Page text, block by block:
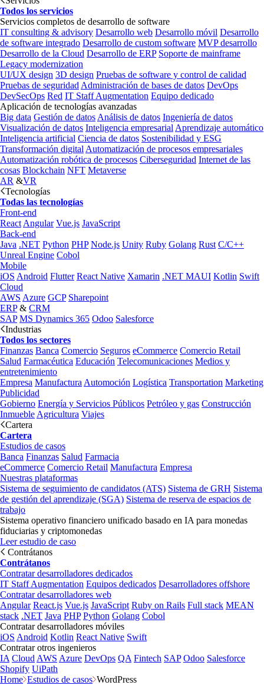
Todos los servicios
Servicios completos de desarrollo de software
IT consulting & advisory Desarrollo web Desarrollo móvil Desarrollo
de software integrado Desarrollo de custom software MVP desarrollo
Desarrollo de la Cloud Desarrollo de ERP Soporte de mainframe
Legacy modernization
UI/UX design 3D design Pruebas de software y control de calidad
Pruebas de seguridad Administración de bases de datos DevOps
DevSecOps Red IT Staff Augmentation Equipo dedicado
Aplicación de tecnologías avanzadas
Big data Gestión de datos Análisis de datos Ingeniería de datos
Visualización de datos Inteligencia empresarial Aprendizaje automático
Inteligencia artificial Ciencia de datos Sostenibilidad y ESG
Transformación digital Automatización de procesos empresariales
Automatización robótica de procesos Ciberseguridad Internet de las
cosas Blockchain NFT Metaverse
AR &VR
Tecnologías
Todas las tecnologías
Front-end
React Angular Vue.js JavaScript
Back-end
Java .NET Python PHP Node.js Unity Ruby Golang Rust C/C++
Unreal Engine Cobol
Mobile
iOS Android Flutter React Native Xamarin .NET MAUI Kotlin Swift
Cloud
AWS Azure GCP Sharepoint
ERP& CRM
SAP MS Dynamics 365 Odoo Salesforce
Industrias
Todos los sectores
Finanzas Banca Comercio Seguros eCommerce Comercio Retail
Salud Farmacéutica Educación Telecomunicaciones Medios y
entretenimiento
Empresa Manufactura Automoción Logística Transportation Marketing
Publicidad
Gobierno Energía y Servicios Públicos Petróleo y gas Construcción
Inmueble Agricultura Viajes
Cartera
Cartera
Estudios de casos
Banca Finanzas Salud Farmacia
eCommerce Comercio Retail Manufactura Empresa
Nuestras plataformas
Sistema de seguimiento de candidatos (ATS) Sistema de GRH Sistema
de gestión del aprendizaje (SGA) Sistema de reserva de espacios de
trabajo
Sistema operativo financiero unificado basado en IA para monedas
fiduciarias y criptomonedas
Leer estudio de caso
Contrátanos
Contrátanos
Contratar desarrolladores dedicados
IT Staff Augmentation Equipos dedicados Desarrolladores offshore
Contratar desarrolladores web
Angular React.js Vue.js JavaScript Ruby on Rails Full stack MEAN
stack .NET Java PHP Python Golang Cobol
Contratar desarrolladores móviles
iOS Android Kotlin React Native Swift
Contratar otros ingenieros
IA Cloud AWS Azure DevOps QA Fintech SAP Odoo Salesforce
Shopify UiPath
Home Estudios de casos WordPress